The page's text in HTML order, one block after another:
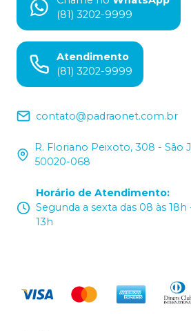
(81) 3202-9999
Atendimento
(81) 3202-9999
contato@padraonet.com.br
R. Floriano Peixoto, 308 - São
50020-068
Horário de Atendimento:
Segunda a sexta das 08 às
13h